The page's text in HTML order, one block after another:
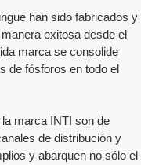
han sido fabricados y
exitosa desde el
marca se consolide
de fósforos en todo el
marca INTI son de
de distribución y
y abarquen no sólo el